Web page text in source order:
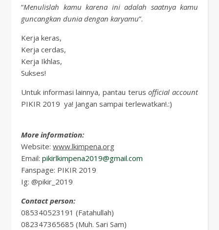
“Menulislah kamu karena ini adalah saatnya kamu
guncangkan dunia dengan karyamu”.
Kerja keras,
Kerja cerdas,
Kerja Ikhlas,
Sukses!
Untuk informasi lainnya, pantau terusofficial account
PIKIR 2019 ya! Jangan sampai terlewatkan!.:)
More information:
Website: www.lkimpena.org
Email: pikirlkimpena2019@gmail.com
Fanspage: PIKIR 2019
Ig: @pikir_2019
Contactperson:
085340523191 (Fatahullah)
082347365685 (Muh. Sari Sam)